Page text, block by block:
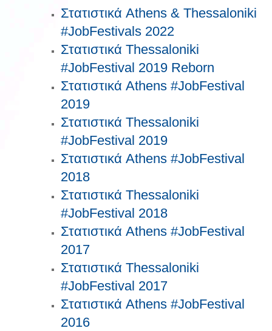
Στατιστικά Athens & Thessaloniki
#JobFestivals 2022
Στατιστικά Thessaloniki
#JobFestival 2019 Reborn
Στατιστικά Athens #JobFestival
2019
Στατιστικά Thessaloniki
#JobFestival 2019
Στατιστικά Athens #JobFestival
2018
Στατιστικά Thessaloniki
#JobFestival 2018
Στατιστικά Athens #JobFestival
2017
Στατιστικά Thessaloniki
#JobFestival 2017
Στατιστικά Athens #JobFestival
2016